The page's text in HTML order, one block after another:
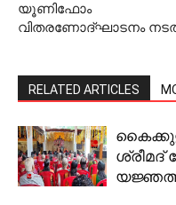
യൂണിഫോം
വിതരണോദ്ഘാടനം
RELATED ARTICLES
ശ്രീമദ്